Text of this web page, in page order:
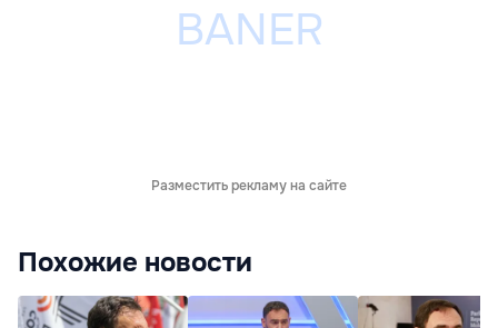
Разместить рекламу на сайте
Похожие новости